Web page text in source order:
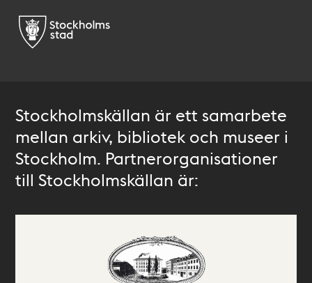
Stockholmskällan är ett samarbete
mellan arkiv, bibliotek och museer i
Stockholm. Partnerorganisationer
till Stockholmskällan är: